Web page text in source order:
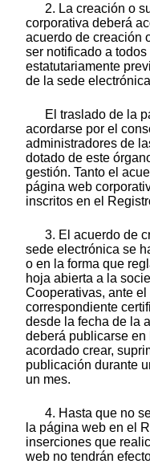
2. La creación o
corporativa deberá
acuerdo de creación
ser notificado a
estatutariamente
de la sede
El traslado de la
acordarse por el
administradores de
dotado de este
gestión. Tanto el
página web
inscritos en el
3. El acuerdo de
sede electrónica se
o en la forma que
hoja abierta a la
Cooperativas, ante
correspondiente
desde la fecha de la
deberá publicarse
acordado crear,
publicación durante
un mes.
4. Hasta que no
la página web en el
inserciones que
web no tendrán